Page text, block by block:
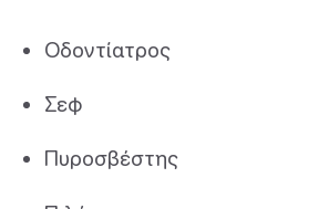
Οδοντίατρος
Σεφ
Πυροσβέστης